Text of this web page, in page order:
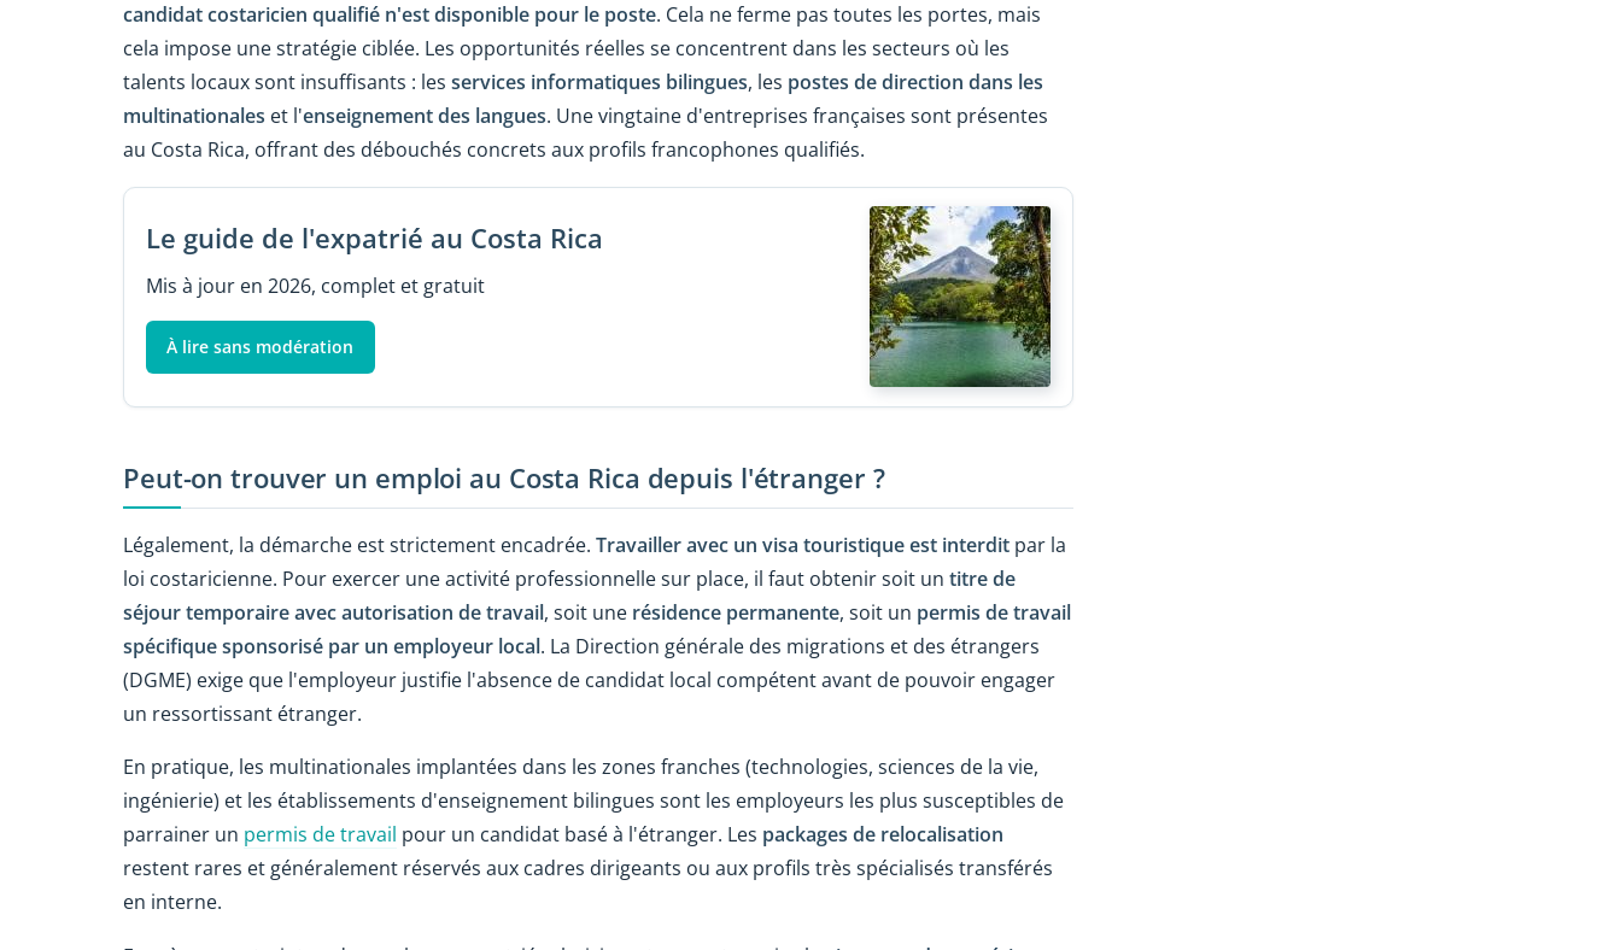
candidat costaricien qualifié n'est disponible pour le poste. Cela ne ferme pas toutes les portes, mais
cela impose une stratégie ciblée. Les opportunités réelles se concentrent dans les secteurs où les
talents locaux sont insuffisants : les services informatiques bilingues, les postes de direction dans les
multinationales et l'enseignement des langues. Une vingtaine d'entreprises françaises sont présentes
au Costa Rica, offrant des débouchés concrets aux profils francophones qualifiés.
Le guide de l'expatrié au Costa Rica
Mis à jour en 2026, complet et gratuit
À lire sans modération
Peut-on trouver un emploi au Costa Rica depuis l'étranger ?
Légalement, la démarche est strictement encadrée. Travailler avec un visa touristique est interdit par la
loi costaricienne. Pour exercer une activité professionnelle sur place, il faut obtenir soit un titre de
séjour temporaire avec autorisation de travail, soit une résidence permanente, soit un permis de travail
spécifique sponsorisé par un employeur local. La Direction générale des migrations et des étrangers
(DGME) exige que l'employeur justifie l'absence de candidat local compétent avant de pouvoir engager
un ressortissant étranger.
En pratique, les multinationales implantées dans les zones franches (technologies, sciences de la vie,
ingénierie) et les établissements d'enseignement bilingues sont les employeurs les plus susceptibles de
parrainer un permis de travail pour un candidat basé à l'étranger. Les packages de relocalisation
restent rares et généralement réservés aux cadres dirigeants ou aux profils très spécialisés transférés
en interne.